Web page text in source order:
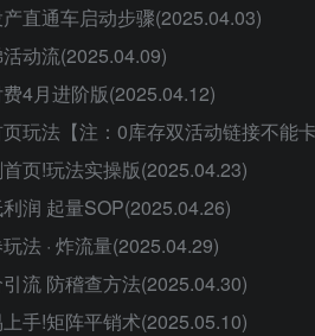
产直通车启动步骤(2025.04.03)
活动流(2025.04.09)
费4月进阶版(2025.04.12)
页玩法【注：0库存双活动链接不能
首页!玩法实操版(2025.04.23)
利润 起量SOP(2025.04.26)
玩法 · 炸流量(2025.04.29)
引流 防稽查方法(2025.04.30)
上手!矩阵平销术(2025.05.10)